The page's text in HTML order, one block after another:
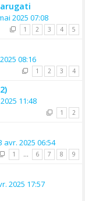
2025 07:08
1 2 3 4 5
08:16
1 2 3 4
11:48
1 2
avr. 2025 06:54
1 … 6 7 8 9
2025 17:57